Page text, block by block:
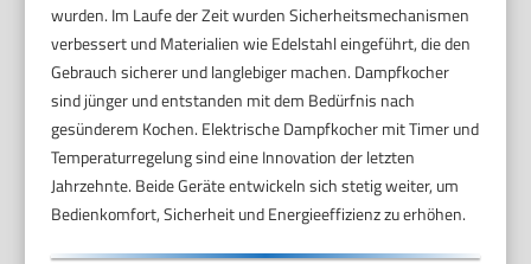
wurden. Im Laufe der Zeit wurden Sicherheitsmechanismen
verbessert und Materialien wie Edelstahl eingeführt, die den
Gebrauch sicherer und langlebiger machen. Dampfkocher
sind jünger und entstanden mit dem Bedürfnis nach
gesünderem Kochen. Elektrische Dampfkocher mit Timer und
Temperaturregelung sind eine Innovation der letzten
Jahrzehnte. Beide Geräte entwickeln sich stetig weiter, um
Bedienkomfort, Sicherheit und Energieeffizienz zu erhöhen.